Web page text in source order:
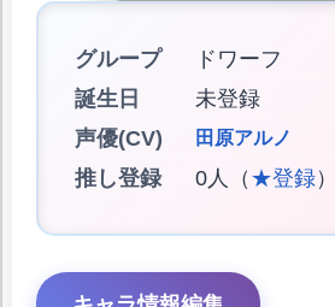
グループ
ドワーフ
誕生日
未登録
声優(CV)
田原アルノ
推し登録 0人（ ★登録）